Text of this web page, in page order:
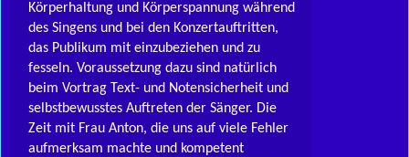
Körperhaltung und Körperspannung während
des Singens und bei den Konzertauftritten,
das Publikum mit einzubeziehen und zu
fesseln. Voraussetzung dazu sind natürlich
beim Vortrag Text- und Notensicherheit und
selbstbewusstes Auftreten der Sänger. Die
Zeit mit Frau Anton, die uns auf viele Fehler
aufmerksam machte und kompetent